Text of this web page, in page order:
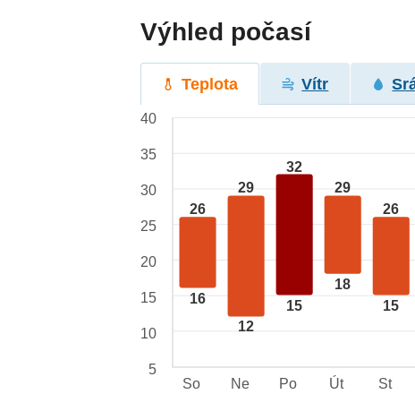
Výhled počasí
Teplota Vítr
26
16
29
12
32
15
29
18
26
15
40
35
30
25
20
15
10
5
So
Ne Po Út St